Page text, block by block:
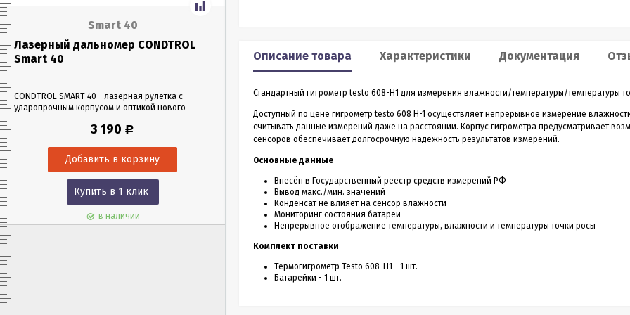
Smart 40
Лазерный дальномер CONDTROL
Smart 40
CONDTROL SMART 40 - лазерная рулетка с
ударопрочным корпусом и оптикой нового
в любых условиях освещения. Позволяет
помещениях на расстоянии до 40 м.
3 190 Р
Купить в 1 клик
в наличии
Smart 60
CONDTROL SMART 60 – лазерный дальномер, в
эргономичном ударопрочном корпусе.
Лазерная рулетка работает на расстоянии от
0,05 до 60 метров даже на улице. Погрешность
измерения – всего 1,5 мм
3 990Р
Купить в 1 клик
в наличии
CONDTROL XP2
Лазерный дальномер CONDTROL XP2 –
измерений до 70 метров, точность 1,5 мм.
Новинка обладает дополнительным
функционалом - расширенный Пифагор,
всего одного замера позволяет
горизонтальное и вертикальное
4 390Р
Описание товара Характеристики Документация
Стандартный гигрометр testo 608-H1 для измерения влажности/температуры/температуры
Доступный по цене гигрометр testo 608 H-1 осуществляет непрерывное измерение
считывать данные измерений даже на расстоянии. Корпус гигрометра предусматривает
сенсоров обеспечивает долгосрочную надежность результатов измерений.
Основные данные
Внесён в Государственный реестр средств измерений РФ
Вывод макс./мин. значений
Конденсат не влияет на сенсор влажности
Мониторинг состояния батареи
Непрерывное отображение температуры, влажности и температуры точки росы
Комплект поставки
Термогигрометр Testo 608-H1 - 1 шт.
Батарейки - 1 шт.